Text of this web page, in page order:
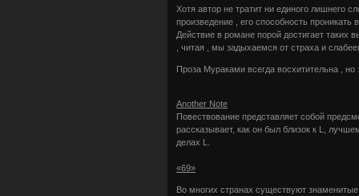
Хотя автор не тратит ни единого лишнего
произведение , его способность проникать
Действие в романе порой достигает таких
, читая , мы задыхаемся от страха и
Проза Мураками всегда восхитительна ,
Another Note
Повествование представляет собой
рассказывает, как он был близок к L,
делах L.
«69»
Во многих странах существуют